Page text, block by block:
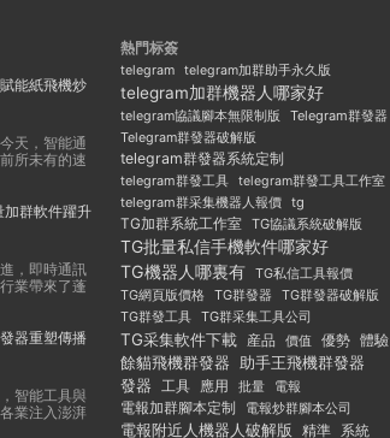
能紙飛機炒
天，智能通
所未有的速
群軟件躍升
，即時通訊
業帶來了蓬
器重塑傳播
智能工具與
業注入澎湃
熱門标簽
telegram telegram加群助手永久版
telegram加群機器人哪家好
telegram協議腳本無限制版
Telegram群發器
Telegram群發器破解版
telegram群發器系統定制
telegram群發工具 telegram群發工具工作室
telegram群采集機器人報價 tg
TG加群系統工作室 TG協議系統破解版
TG批量私信手機軟件哪家好
TG機器人哪裏有
TG私信工具報價
TG網頁版價格
TG群發器
TG群發器破解版
TG群發工具 TG群采集工具公司
TG采集軟件下載 産品 價值 優勢 體驗
餘貓飛機群發器 助手王飛機群發器
發器 工具 應用 批量 電報
電報加群腳本定制 電報炒群腳本公司
電報附近人機器人破解版 精準
系統